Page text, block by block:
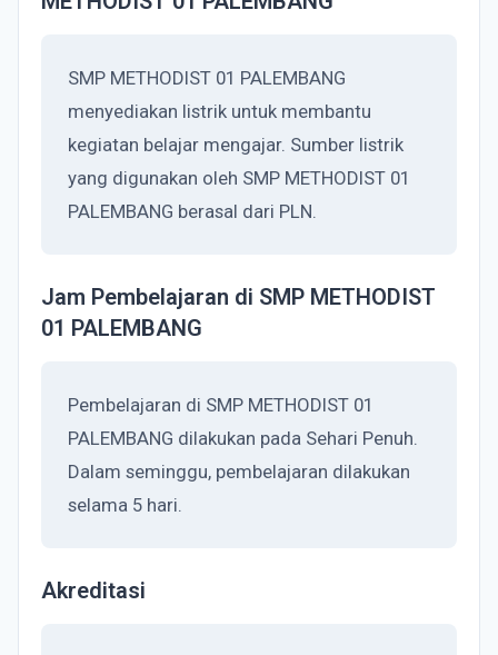
SMP METHODIST 01 PALEMBANG
menyediakan listrik untuk membantu
kegiatan belajar mengajar. Sumber listrik
yang digunakan oleh SMP METHODIST 01
PALEMBANG berasal dari PLN.
Jam Pembelajaran di SMP METHODIST
01 PALEMBANG
Pembelajaran di SMP METHODIST 01
PALEMBANG dilakukan pada Sehari Penuh.
Dalam seminggu, pembelajaran dilakukan
selama 5 hari.
Akreditasi